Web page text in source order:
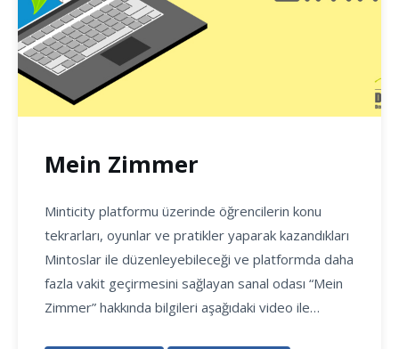
Mein Zimmer
Minticity platformu üzerinde öğrencilerin konu
tekrarları, oyunlar ve pratikler yaparak kazandıkları
Mintoslar ile düzenleyebileceği ve platformda daha
fazla vakit geçirmesini sağlayan sanal odası “Mein
Zimmer” hakkında bilgileri aşağıdaki video ile…